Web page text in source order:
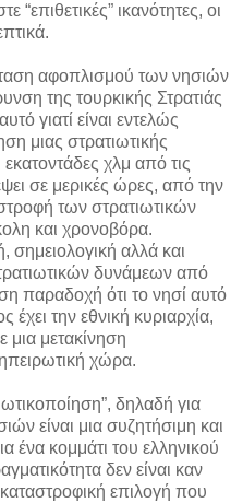
“επιθετικές” ικανότητες, οι
αφοπλισμού των νησιών
της τουρκικής Στρατιάς
γιατί είναι εντελώς
μιας στρατιωτικής
χλμ από τις
σε μερικές ώρες, από την
των στρατιωτικών
και χρονοβόρα.
αλλά και
δυνάμεων από
παραδοχή ότι το νησί αυτό
έχει την εθνική κυριαρχία,
μια μετακίνηση
χώρα.
δηλαδή για
είναι μια συζητήσιμη και
ένα κομμάτι του ελληνικού
δεν είναι καν
επιλογή που